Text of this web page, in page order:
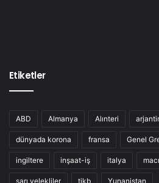
Etiketler
ABD Almanya Alınteri
dünyada korona fransa Genel
ingiltere inşaat-iş italya
sarı yelekliler tikb Yunanistan